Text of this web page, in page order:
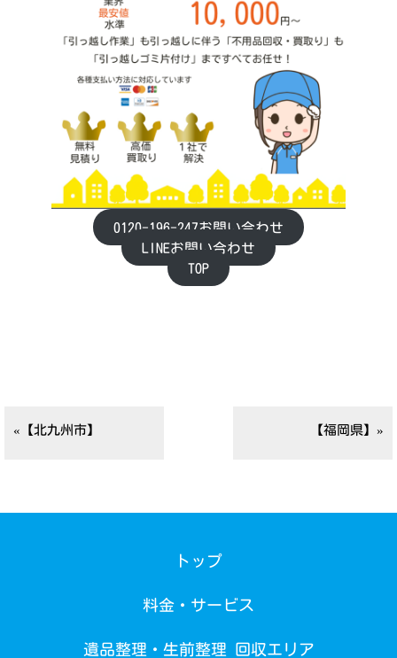
0120-196-247お問い合わせ
LINEお問い合わせ
TOP
«【北九州市】 【福岡県】»
トップ
料金・サービス
遺品整理・生前整理 回収エリア